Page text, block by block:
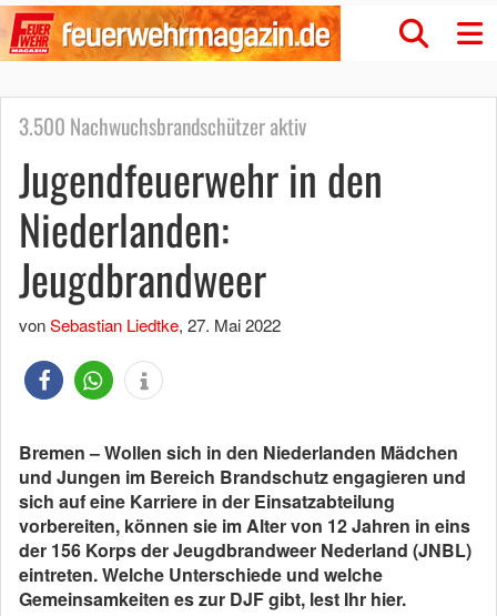
3.500 Nachwuchsbrandschützer aktiv
Jugendfeuerwehr in den
Niederlanden:
Jeugdbrandweer
vonSebastian Liedtke, 27. Mai 2022
Bremen – Wollen sich in den Niederlanden Mädchen
und Jungen im Bereich Brandschutz engagieren und
sich auf eine Karriere in der Einsatzabteilung
vorbereiten, können sie im Alter von 12 Jahren in eins
der 156 Korps der Jeugdbrandweer Nederland (JNBL)
eintreten. Welche Unterschiede und welche
Gemeinsamkeiten es zur DJF gibt, lest Ihr hier.